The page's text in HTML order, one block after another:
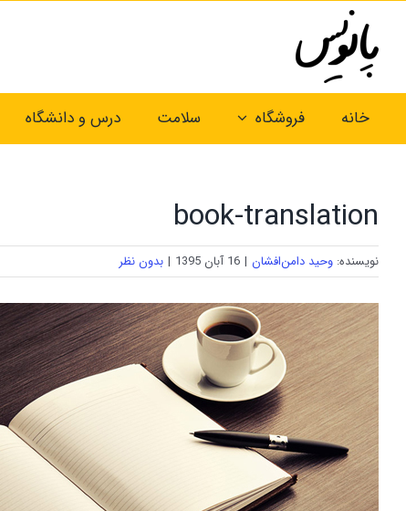
content
خانه فروشگاه سلامت درس و دانشگاه
book-translation
نویسنده: وحید دامن‌افشان | 16 آبان 1395 | بدون نظر